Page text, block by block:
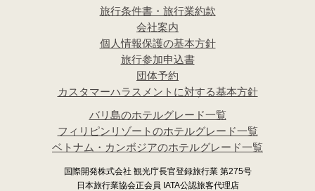
旅行条件書・旅行業約款
会社案内
個人情報保護の基本方針
旅行参加申込書
団体予約
カスタマーハラスメントに対する基本方針
バリ島のホテルグレード一覧
フィリピンリゾートのホテルグレード一覧
ベトナム・カンボジアのホテルグレード一覧
国際開発株式会社 観光庁長官登録旅行業 第275号
日本旅行業協会正会員 IATA公認旅客代理店